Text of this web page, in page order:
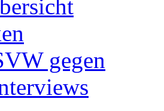
gegen